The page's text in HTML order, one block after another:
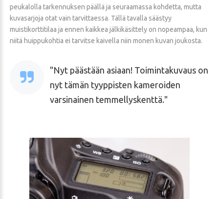
peukalolla tarkennuksen päällä ja seuraamassa kohdetta, mutta
kuvasarjoja otat vain tarvittaessa. Tällä tavalla säästyy
muistikorttitilaa ja ennen kaikkea jälkikäsittely on nopeampaa, kun
niitä huippukohtia ei tarvitse kaivella niin monen kuvan joukosta.
Nyt päästään asiaan! Toimintakuvaus on
nyt tämän tyyppisten kameroiden
varsinainen temmellyskenttä.